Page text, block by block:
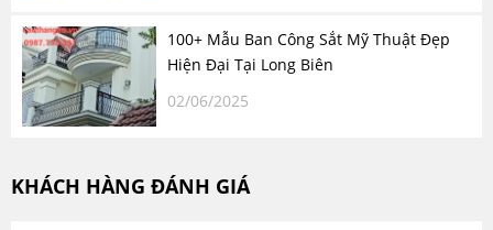
100+ Mẫu Ban Công Sắt Mỹ Thuật Đẹp
Hiện Đại Tại Long Biên
02/06/2025
KHÁCH HÀNG ĐÁNH GIÁ